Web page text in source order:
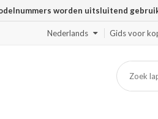
worden uitsluitend
Nederlands Gids voor